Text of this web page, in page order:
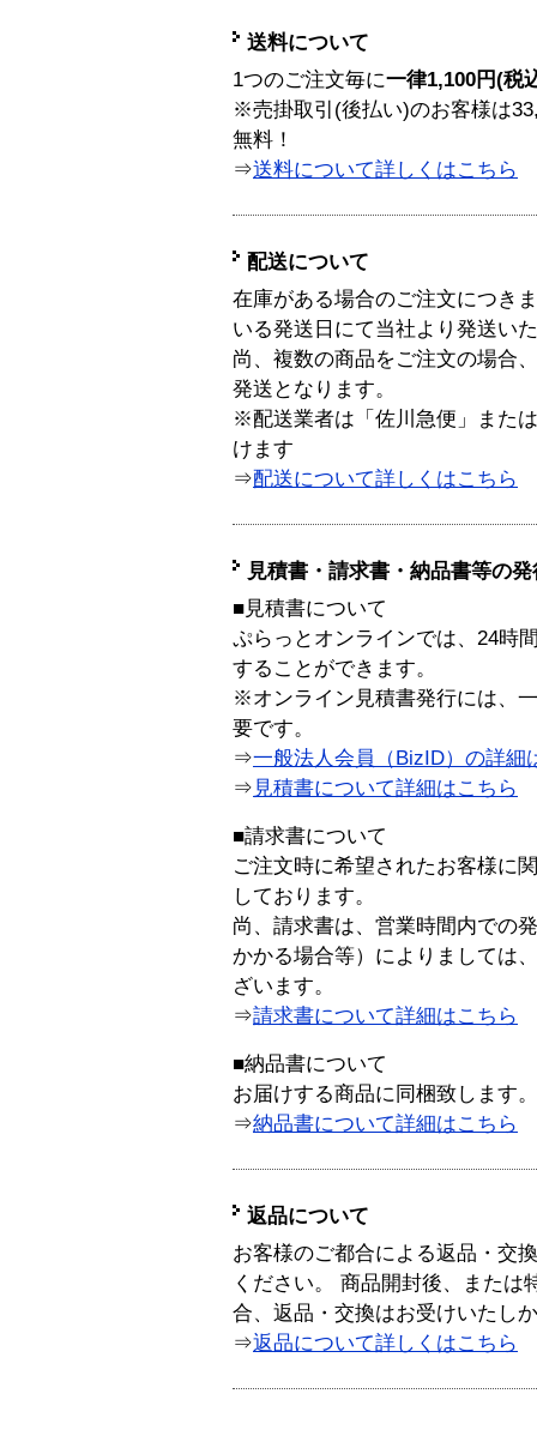
送料について
1つのご注文毎に一律1,100円(税
※売掛取引(後払い)のお客様は
無料！
⇒送料について詳しくはこちら
配送について
在庫がある場合のご注文につき
いる発送日にて当社より発送い
尚、複数の商品をご注文の場合
発送となります。
※配送業者は「佐川急便」また
けます
⇒配送について詳しくはこちら
見積書・請求書・納品書等の
■見積書について
ぷらっとオンラインでは、24時
することができます。
※オンライン見積書発行には、
要です。
⇒一般法人会員（BizID）の詳細
⇒ 見積書について詳細はこちら
■請求書について
ご注文時に希望されたお客様に
しております。
尚、請求書は、営業時間内での
かかる場合等）によりましては
ざいます。
⇒請求書について詳細はこちら
■納品書について
お届けする商品に同梱致します。
⇒納品書について詳細はこちら
返品について
お客様のご都合による返品・交
ください。 商品開封後、または
合、返品・交換はお受けいたし
⇒返品について詳しくはこちら